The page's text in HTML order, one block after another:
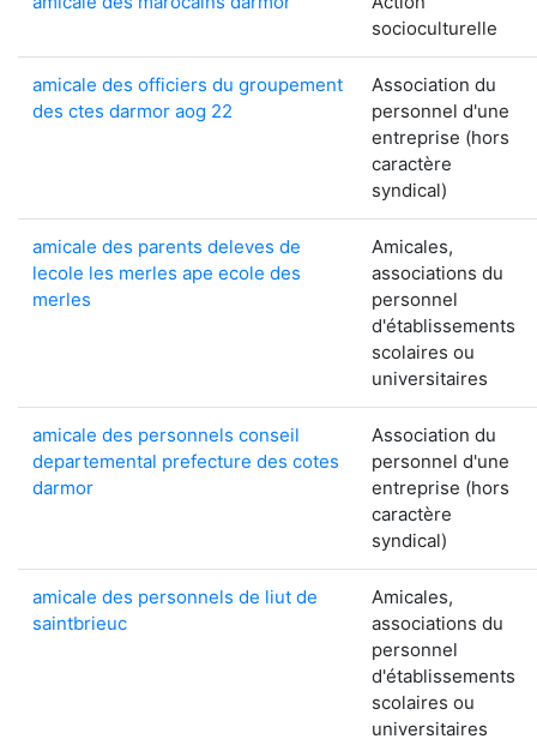
socioculturelle
amicale des officiers du groupement
des ctes darmor aog 22
Association du
personnel d'une
entreprise (hors
caractère
syndical)
amicale des parents deleves de
lecole les merles ape ecole des
merles
Amicales,
associations du
personnel
d'établissements
scolaires ou
universitaires
amicale des personnels conseil
departemental prefecture des cotes
darmor
Association du
personnel d'une
entreprise (hors
caractère
syndical)
amicale des personnels de liut de
saintbrieuc
Amicales,
associations du
personnel
d'établissements
scolaires ou
universitaires